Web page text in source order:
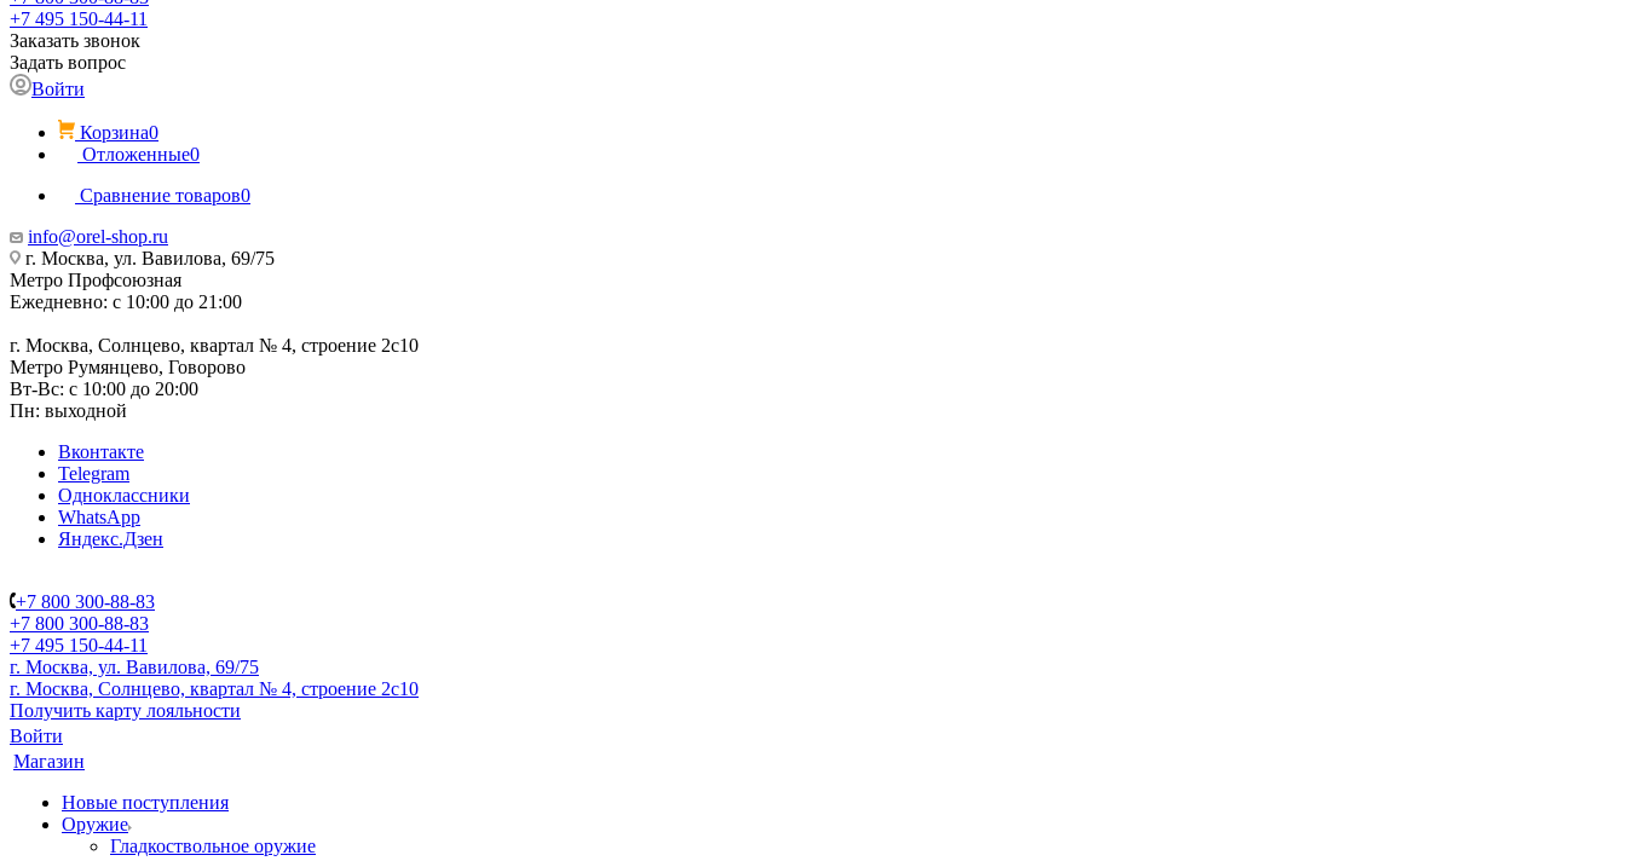
+7 495 150-44-11
Заказать звонок
Задать вопрос
Войти
Корзина0
Отложенные0
Сравнение товаров0
info@orel-shop.ru
г. Москва, ул. Вавилова, 69/75
Метро Профсоюзная
Ежедневно: с 10:00 до 21:00
г. Москва, Солнцево, квартал № 4, строение 2с10
Метро Румянцево, Говорово
Вт-Вс: с 10:00 до 20:00
Пн: выходной
Вконтакте
Telegram
Одноклассники
WhatsApp
Яндекс.Дзен
+7 800 300-88-83
+7 800 300-88-83
+7 495 150-44-11
г. Москва, ул. Вавилова, 69/75
г. Москва, Солнцево, квартал № 4, строение 2с10
Получить карту лояльности
Войти
Магазин
Новые поступления
Оружие
Гладкоствольное оружие